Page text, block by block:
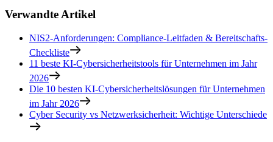
Verwandte Artikel
NIS2-Anforderungen: Compliance-Leitfaden & Bereitschafts-
Checkliste
11 beste KI-Cybersicherheitstools für Unternehmen im Jahr
2026
Die 10 besten KI-Cybersicherheitslösungen für Unternehmen
im Jahr 2026
Cyber Security vs Netzwerksicherheit: Wichtige Unterschiede